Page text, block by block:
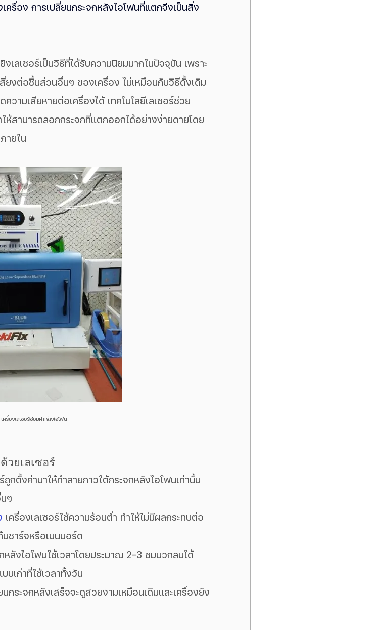
ครื่อง การเปลี่ยนกระจกหลังไอโฟนที่แตกจึงเป็นสิ่ง
เลเซอร์เป็นวิธีที่ได้รับความนิยมมากในปัจจุบัน เพราะ
ยงต่อชิ้นส่วนอื่นๆ ของเครื่อง ไม่เหมือนกับวิธีดั้งเดิม
วามเสียหายต่อเครื่องได้ เทคโนโลยีเลเซอร์ช่วย
ห้สามารถลอกกระจกที่แตกออกได้อย่างง่ายดายโดย
ายใน
เครื่องเลเซอร์ซ่อมฝาหลังไอโฟน
วยเลเซอร์
ถูกตั้งค่ามาให้ทำลายกาวใต้กระจกหลังไอโฟนเท่านั้น
ๆ
เครื่องเลเซอร์ใช้ความร้อนต่ำ ทำให้ไม่มีผลกระทบต่อ
ชาร์จหรือเมนบอร์ด
หลังไอโฟนใช้เวลาโดยประมาณ 2-3 ชมบวกลบได้
บเก่าที่ใช้เวลาทั้งวัน
นกระจกหลังเสร็จจะดูสวยงามเหมือนเดิมและเครื่องยัง